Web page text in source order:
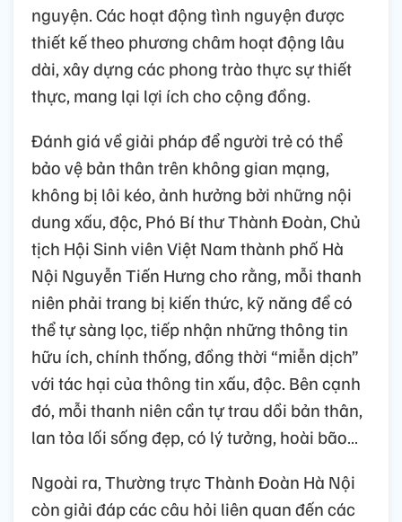
nguyện. Các hoạt động tình nguyện được
thiết kế theo phương châm hoạt động lâu
dài, xây dựng các phong trào thực sự thiết
thực, mang lại lợi ích cho cộng đồng.
Đánh giá về giải pháp để người trẻ có thể
bảo vệ bản thân trên không gian mạng,
không bị lôi kéo, ảnh hưởng bởi những nội
dung xấu, độc, Phó Bí thư Thành Đoàn, Chủ
tịch Hội Sinh viên Việt Nam thành phố Hà
Nội Nguyễn Tiến Hưng cho rằng, mỗi thanh
niên phải trang bị kiến thức, kỹ năng để có
thể tự sàng lọc, tiếp nhận những thông tin
hữu ích, chính thống, đồng thời “miễn dịch”
với tác hại của thông tin xấu, độc. Bên cạnh
đó, mỗi thanh niên cần tự trau dồi bản thân,
lan tỏa lối sống đẹp, có lý tưởng, hoài bão…
Ngoài ra, Thường trực Thành Đoàn Hà Nội
còn giải đáp các câu hỏi liên quan đến các